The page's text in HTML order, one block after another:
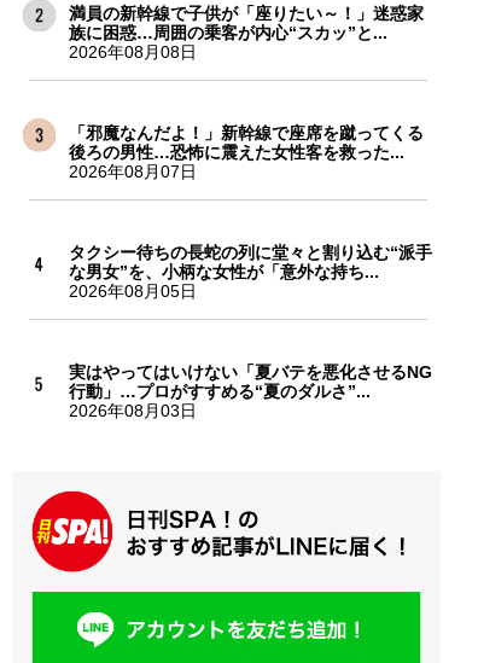
満員の新幹線で子供が「座りたい～！」迷惑家
族に困惑…周囲の乗客が内心“スカッ”と...
2026年08月08日
「邪魔なんだよ！」新幹線で座席を蹴ってくる
後ろの男性…恐怖に震えた女性客を救った...
2026年08月07日
タクシー待ちの長蛇の列に堂々と割り込む“派手
な男女”を、小柄な女性が「意外な持ち...
2026年08月05日
実はやってはいけない「夏バテを悪化させるNG
行動」…プロがすすめる“夏のダルさ”...
2026年08月03日